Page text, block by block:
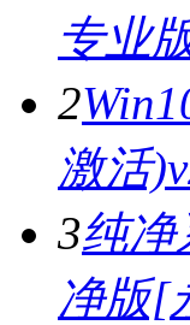
专业
2
激活
3纯净
净版[